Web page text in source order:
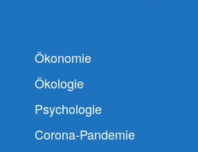
Ökonomie
Ökologie
Psychologie
Corona-Pandemie